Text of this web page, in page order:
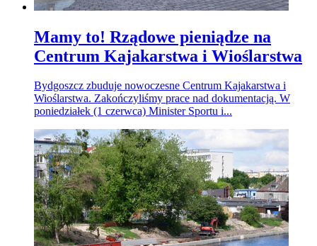
Mamy to! Rządowe pieniądze na
Centrum Kajakarstwa i Wioślarstwa
Bydgoszcz zbuduje nowoczesne Centrum Kajakarstwa i
Wioślarstwa. Zakończyliśmy prace nad dokumentacją. W
poniedziałek (1 czerwca) Minister Sportu i...